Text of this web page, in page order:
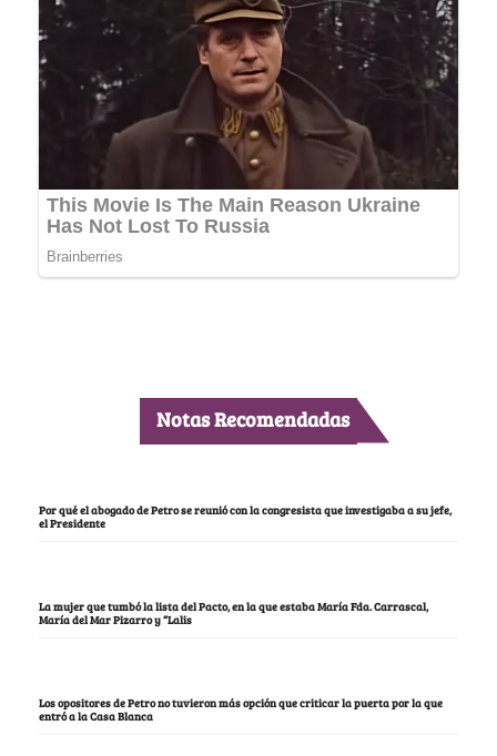
Notas Recomendadas
Por qué el abogado de Petro se reunió con la congresista que investigaba a su jefe,
el Presidente
La mujer que tumbó la lista del Pacto, en la que estaba María Fda. Carrascal,
María del Mar Pizarro y “Lalis
Los opositores de Petro no tuvieron más opción que criticar la puerta por la que
entró a la Casa Blanca